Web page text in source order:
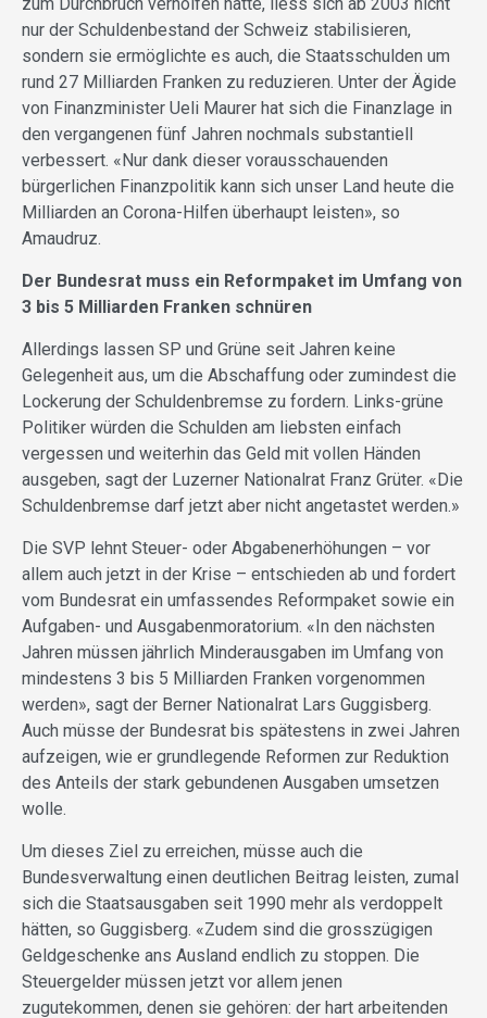
nur der Schuldenbestand der Schweiz stabilisieren,
sondern sie ermöglichte es auch, die Staatsschulden um
rund 27 Milliarden Franken zu reduzieren. Unter der Ägide
von Finanzminister Ueli Maurer hat sich die Finanzlage in
den vergangenen fünf Jahren nochmals substantiell
verbessert. «Nur dank dieser vorausschauenden
bürgerlichen Finanzpolitik kann sich unser Land heute die
Milliarden an Corona-Hilfen überhaupt leisten», so
Amaudruz.
Der Bundesrat muss ein Reformpaket im Umfang von
3 bis 5 Milliarden Franken schnüren
Allerdings lassen SP und Grüne seit Jahren keine
Gelegenheit aus, um die Abschaffung oder zumindest die
Lockerung der Schuldenbremse zu fordern. Links-grüne
Politiker würden die Schulden am liebsten einfach
vergessen und weiterhin das Geld mit vollen Händen
ausgeben, sagt der Luzerner Nationalrat Franz Grüter. «Die
Schuldenbremse darf jetzt aber nicht angetastet werden.»
Die SVP lehnt Steuer- oder Abgabenerhöhungen – vor
allem auch jetzt in der Krise – entschieden ab und fordert
vom Bundesrat ein umfassendes Reformpaket sowie ein
Aufgaben- und Ausgabenmoratorium. «In den nächsten
Jahren müssen jährlich Minderausgaben im Umfang von
mindestens 3 bis 5 Milliarden Franken vorgenommen
werden», sagt der Berner Nationalrat Lars Guggisberg.
Auch müsse der Bundesrat bis spätestens in zwei Jahren
aufzeigen, wie er grundlegende Reformen zur Reduktion
des Anteils der stark gebundenen Ausgaben umsetzen
wolle.
Um dieses Ziel zu erreichen, müsse auch die
Bundesverwaltung einen deutlichen Beitrag leisten, zumal
sich die Staatsausgaben seit 1990 mehr als verdoppelt
hätten, so Guggisberg. «Zudem sind die grosszügigen
Geldgeschenke ans Ausland endlich zu stoppen. Die
Steuergelder müssen jetzt vor allem jenen
zugutekommen, denen sie gehören: der hart arbeitenden